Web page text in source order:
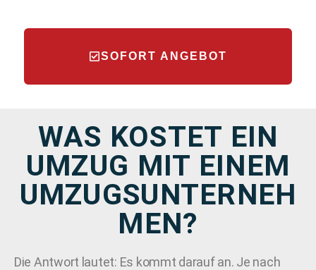
SOFORT ANGEBOT
WAS KOSTET EIN
UMZUG MIT EINEM
UMZUGSUNTERNEH
MEN?
Die Antwort lautet: Es kommt darauf an. Je nach